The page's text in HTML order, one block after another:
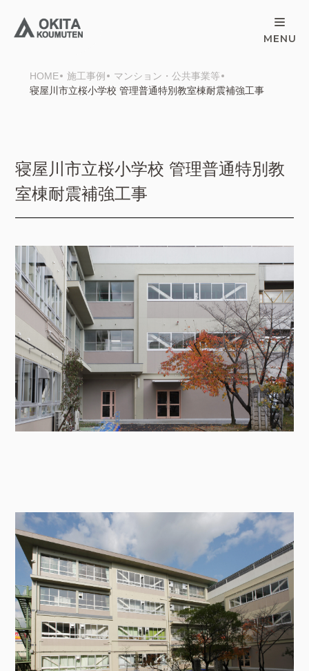
HOME 施工事例
マンション・公共事業等
寝屋川市立桜小学校 管理普通特別教室棟耐震補強工事
寝屋川市立桜小学校 管理普通特別教
室棟耐震補強工事